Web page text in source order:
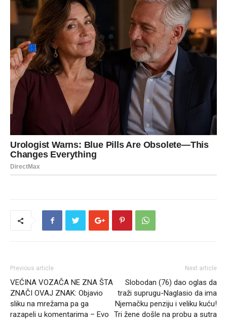
Previous article
VEĆINA VOZAČA NE ZNA ŠTA
ZNAČI OVAJ ZNAK: Objavio
sliku na mrežama pa ga
razapeli u komentarima – Evo
Next article
Slobodan (76) dao oglas da
traži suprugu-Naglasio da ima
Njemačku penziju i veliku kuću!
Tri žene došle na probu a sutra